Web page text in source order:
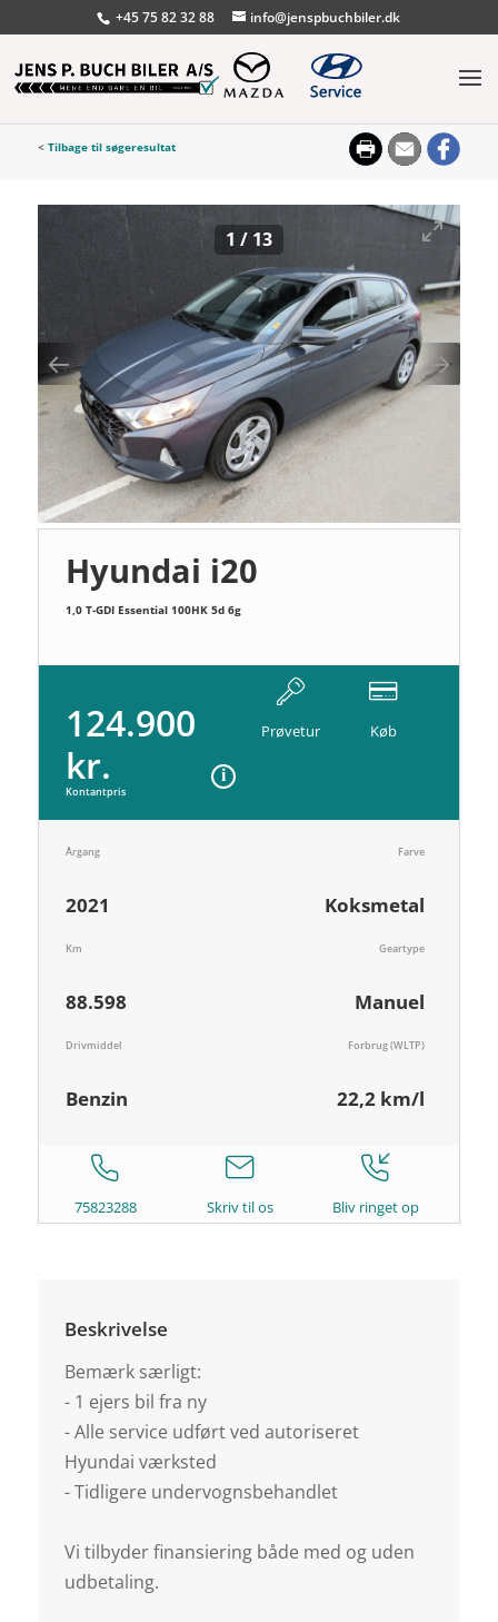
+45 75 82 32 88 info@jenspbuchbiler.dk
< Tilbage til søgeresultat
1 / 13
Hyundai i20
1,0 T-GDI Essential 100HK 5d 6g
124.900
kr.
Kontantpris
Prøvetur Køb
Årgang
2021
Farve
Koksmetal
Km
88.598
Geartype
Manuel
Drivmiddel
Benzin
Forbrug (WLTP)
22,2 km/l
75823288 Skriv til os Bliv ringet op
Beskrivelse
Bemærk særligt:
- 1 ejers bil fra ny
- Alle service udført ved autoriseret
Hyundai værksted
- Tidligere undervognsbehandlet
Vi tilbyder finansiering både med og uden
udbetaling.